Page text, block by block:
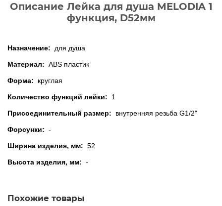
Описание Лейка для душа MELODIA 1
функция, D52мм
Назначение: для душа
Материал: ABS пластик
Форма: круглая
Количество функций лейки: 1
Присоединительный размер: внутренняя резьба G1/2"
Форсунки: -
Ширина изделия, мм: 52
Высота изделия, мм: -
Похожие товары